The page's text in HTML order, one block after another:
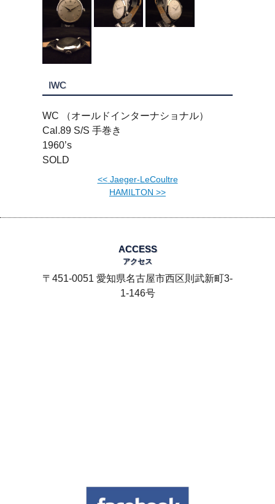
IWC
WC （オールドインターナショナル）
Cal.89 S/S 手巻き
1960’s
SOLD
<<Jaeger-LeCoultre
HAMILTON >>
ACCESS
アクセス
〒451-0051 愛知県名古屋市西区則武新町3-
1-146号